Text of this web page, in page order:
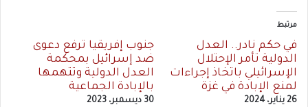
مرتبط
في حكم نادر.. العدل
الدولية تأمر الإحتلال
الإسرائيلي باتخاذ إجراءات
لمنع الإبادة في غزة
26 يناير، 2024
جنوب إفريقيا ترفع دعوى
ضد إسرائيل بمحكمة
العدل الدولية وتتهمها
بالإبادة الجماعية
30 ديسمبر، 2023